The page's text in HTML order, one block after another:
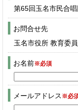
第65回玉名市民合
お問合せ先
玉名市役所 教育委
お名前※必須
メールアドレス ※必